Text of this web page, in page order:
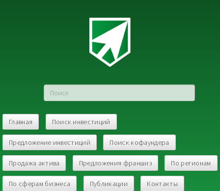
Главная Поиск инвестиций
Предложение инвестиций Поиск кофаундера
Продажа актива Предложения франшиз По регионам
По сферам бизнеса Публикации Контакты